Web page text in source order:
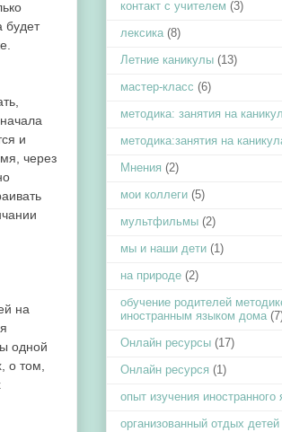
будет
и
через
на
одной
о том,
контакт с учителем (3)
лексика (8)
Летние каникулы (13)
мастер-класс (6)
методика: занятия на
методика:занятия на
Мнения (2)
мои коллеги (5)
мультфильмы (2)
мы и наши дети (1)
на природе (2)
обучение родителей
иностранным языком дома
Онлайн ресурсы (17)
Онлайн ресурся (1)
опыт изучения иностранного
организованный отдых детей